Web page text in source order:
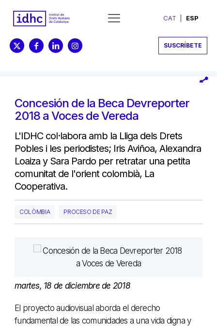
CAT ESP
SUSCRÍBETE
Concesión de la Beca Devreporter
2018 a Voces de Vereda
L'IDHC col·labora amb la Lliga dels Drets
Pobles i les periodistes; Iris Aviñoa, Alexandra
Loaiza y Sara Pardo per retratar una petita
comunitat de l'orient colombià, La
Cooperativa.
COLÒMBIA PROCESO DE PAZ
martes, 18 de diciembre de 2018
El proyecto audiovisual aborda el derecho
fundamental de las comunidades a una vida digna y